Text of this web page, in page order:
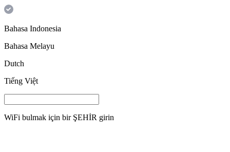
Bahasa Indonesia
Bahasa Melayu
Dutch
Tiếng Việt
WiFi bulmak için bir ŞEHİR girin